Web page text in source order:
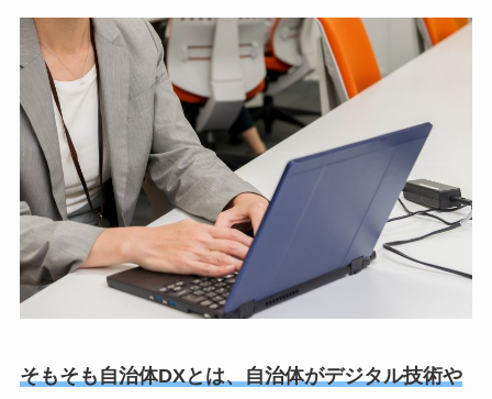
そもそも自治体DXとは、自治体がデジタル技術や